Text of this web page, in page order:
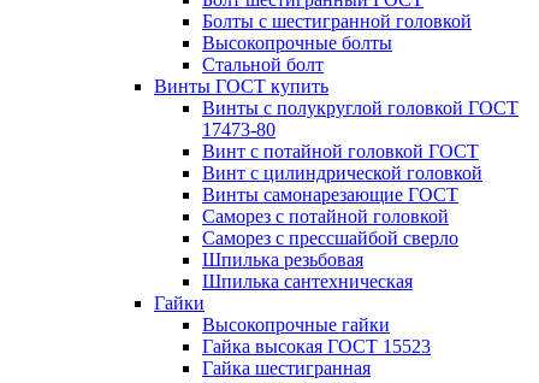
Болты с шестигранной головкой
Высокопрочные болты
Стальной болт
Винты ГОСТ купить
Винты с полукруглой головкой ГОСТ
17473-80
Винт с потайной головкой ГОСТ
Винт с цилиндрической головкой
Винты самонарезающие ГОСТ
Саморез с потайной головкой
Саморез с прессшайбой сверло
Шпилька резьбовая
Шпилька сантехническая
Гайки
Высокопрочные гайки
Гайка высокая ГОСТ 15523
Гайка шестигранная